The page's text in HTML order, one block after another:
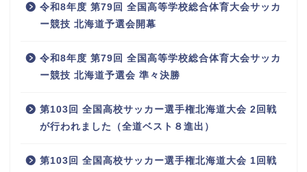
令和8年度 第79回 全国高等学校総合体育大会サッカ
ー競技 北海道予選会開幕
令和8年度 第79回 全国高等学校総合体育大会サッカ
ー競技 北海道予選会 準々決勝
第103回 全国高校サッカー選手権北海道大会 2回戦
が行われました（全道ベスト８進出）
第103回 全国高校サッカー選手権北海道大会 1回戦